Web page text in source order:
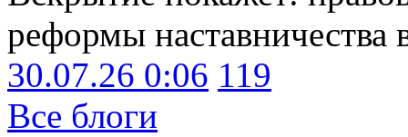
реформы наставничества
30.07.26 0:06 119
Все блоги